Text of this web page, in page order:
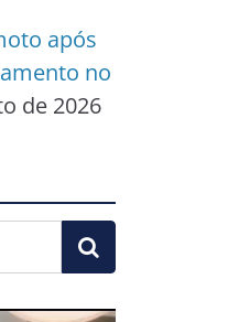
após
no
de 2026